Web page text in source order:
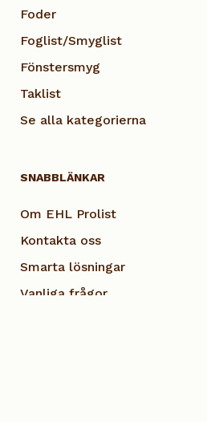
Foder
Foglist/Smyglist
Fönstersmyg
Taklist
Se alla kategorierna
SNABBLÄNKAR
Om EHL Prolist
Kontakta oss
Smarta lösningar
Vanliga frågor